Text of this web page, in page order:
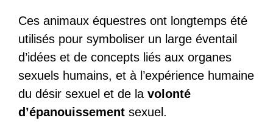
Ces animaux équestres ont longtemps été
utilisés pour symboliser un large éventail
d’idées et de concepts liés aux organes
sexuels humains, et à l’expérience humaine
du désir sexuel et de la volonté
d’épanouissement sexuel.